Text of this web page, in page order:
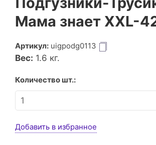
Мама знает XXL-
Артикул: uigpodg0113
Вес: 1.6 кг.
Количество шт.:
Добавить в избранное